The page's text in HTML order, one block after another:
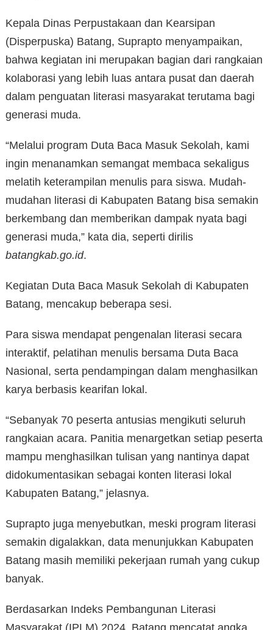
Kepala Dinas Perpustakaan dan Kearsipan
(Disperpuska) Batang, Suprapto menyampaikan,
bahwa kegiatan ini merupakan bagian dari rangkaian
kolaborasi yang lebih luas antara pusat dan daerah
dalam penguatan literasi masyarakat terutama bagi
generasi muda.
“Melalui program Duta Baca Masuk Sekolah, kami
ingin menanamkan semangat membaca sekaligus
melatih keterampilan menulis para siswa. Mudah-
mudahan literasi di Kabupaten Batang bisa semakin
berkembang dan memberikan dampak nyata bagi
generasi muda,” kata dia, seperti dirilis
batangkab.go.id.
Kegiatan Duta Baca Masuk Sekolah di Kabupaten
Batang, mencakup beberapa sesi.
Para siswa mendapat pengenalan literasi secara
interaktif, pelatihan menulis bersama Duta Baca
Nasional, serta pendampingan dalam menghasilkan
karya berbasis kearifan lokal.
“Sebanyak 70 peserta antusias mengikuti seluruh
rangkaian acara. Panitia menargetkan setiap peserta
mampu menghasilkan tulisan yang nantinya dapat
didokumentasikan sebagai konten literasi lokal
Kabupaten Batang,” jelasnya.
Suprapto juga menyebutkan, meski program literasi
semakin digalakkan, data menunjukkan Kabupaten
Batang masih memiliki pekerjaan rumah yang cukup
banyak.
Berdasarkan Indeks Pembangunan Literasi